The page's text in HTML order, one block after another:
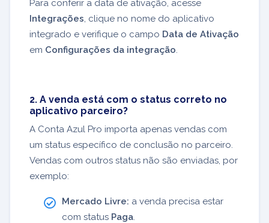
Para conferir a data de ativação, acesse
Integrações, clique no nome do aplicativo
integrado e verifique o campo Data de Ativação
em Configurações da integração.
2. A venda está com o status correto no
aplicativo parceiro?
A Conta Azul Pro importa apenas vendas com
um status específico de conclusão no parceiro.
Vendas com outros status não são enviadas, por
exemplo:
Mercado Livre: a venda precisa estar
com status Paga.